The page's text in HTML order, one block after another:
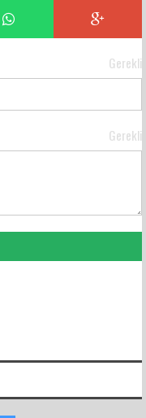
Gerekli
Gerekli